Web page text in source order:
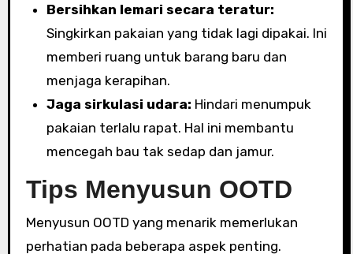
Bersihkan lemari secara teratur:
Singkirkan pakaian yang tidak lagi dipakai. Ini
memberi ruang untuk barang baru dan
menjaga kerapihan.
Jaga sirkulasi udara: Hindari menumpuk
pakaian terlalu rapat. Hal ini membantu
mencegah bau tak sedap dan jamur.
Tips Menyusun OOTD
Menyusun OOTD yang menarik memerlukan
perhatian pada beberapa aspek penting.